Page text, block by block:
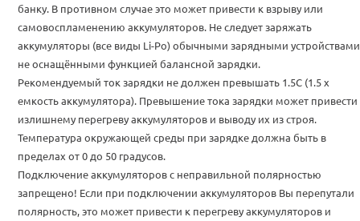
банку. В противном случае это может привести к взрыву или
самовоспламенению аккумуляторов. Не следует заряжать
аккумуляторы (все виды Li-Po) обычными зарядными
не оснащёнными функцией балансной зарядки.
Рекомендуемый ток зарядки не должен превышать 1.5С (1.5 х
емкость аккумулятора). Превышение тока зарядки может привести
излишнему перегреву аккумуляторов и выводу их из строя.
Температура окружающей среды при зарядке должна быть в
пределах от 0 до 50 градусов.
Подключение аккумуляторов с неправильной полярностью
запрещено! Если при подключении аккумуляторов Вы перепутали
полярность, это может привести к перегреву аккумуляторов и